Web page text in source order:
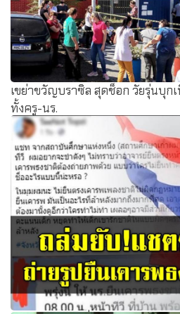
เขย่าขวัญบราซิล สุดช็อก วัยรุ่นบุก
ทั้งครู-นร.